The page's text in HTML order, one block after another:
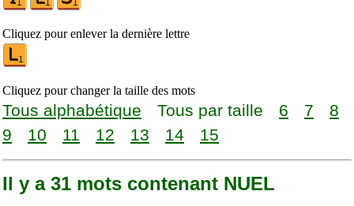
Cliquez pour enlever la dernière lettre
Cliquez pour changer la taille des mots
Tous alphabétique Tous par taille 6 7
8
9
10 11 12 13 14 15
Il y a 31 mots contenant NUEL